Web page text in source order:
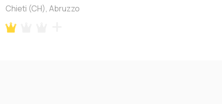
Chieti (CH), Abruzzo